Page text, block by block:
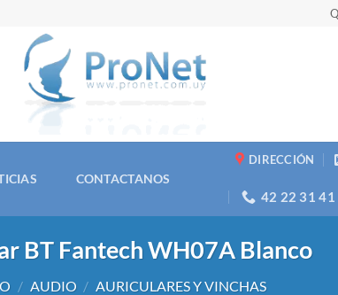
CONTACTANOS
DIRECCIÓN
42 22 31 41
BT Fantech WH07A Blanco
/ AUDIO / AURICULARES Y VINCHAS